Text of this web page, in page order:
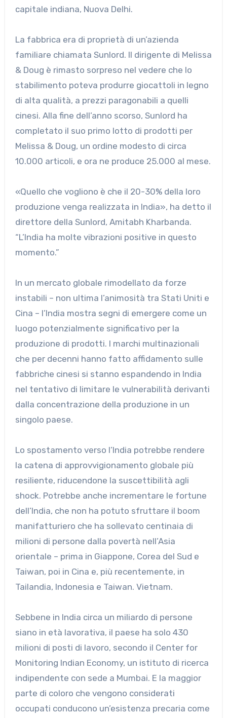
capitale indiana, Nuova Delhi.
La fabbrica era di proprietà di un’azienda
familiare chiamata Sunlord. Il dirigente di Melissa
& Doug è rimasto sorpreso nel vedere che lo
stabilimento poteva produrre giocattoli in legno
di alta qualità, a prezzi paragonabili a quelli
cinesi. Alla fine dell’anno scorso, Sunlord ha
completato il suo primo lotto di prodotti per
Melissa & Doug, un ordine modesto di circa
10.000 articoli, e ora ne produce 25.000 al mese.
«Quello che vogliono è che il 20-30% della loro
produzione venga realizzata in India», ha detto il
direttore della Sunlord, Amitabh Kharbanda.
“L’India ha molte vibrazioni positive in questo
momento.”
In un mercato globale rimodellato da forze
instabili – non ultima l’animosità tra Stati Uniti e
Cina – l’India mostra segni di emergere come un
luogo potenzialmente significativo per la
produzione di prodotti. I marchi multinazionali
che per decenni hanno fatto affidamento sulle
fabbriche cinesi si stanno espandendo in India
nel tentativo di limitare le vulnerabilità derivanti
dalla concentrazione della produzione in un
singolo paese.
Lo spostamento verso l’India potrebbe rendere
la catena di approvvigionamento globale più
resiliente, riducendone la suscettibilità agli
shock. Potrebbe anche incrementare le fortune
dell’India, che non ha potuto sfruttare il boom
manifatturiero che ha sollevato centinaia di
milioni di persone dalla povertà nell’Asia
orientale – prima in Giappone, Corea del Sud e
Taiwan, poi in Cina e, più recentemente, in
Tailandia, Indonesia e Taiwan. Vietnam.
Sebbene in India circa un miliardo di persone
siano in età lavorativa, il paese ha solo 430
milioni di posti di lavoro, secondo il Center for
Monitoring Indian Economy, un istituto di ricerca
indipendente con sede a Mumbai. E la maggior
parte di coloro che vengono considerati
occupati conducono un’esistenza precaria come